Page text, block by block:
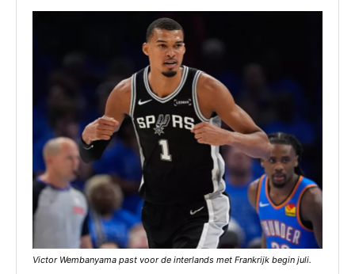
Victor Wembanyama past voor de interlands met Frankrijk begin juli.